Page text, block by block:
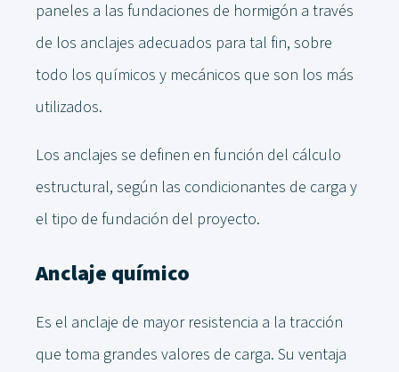
paneles a las fundaciones de hormigón a través
de los anclajes adecuados para tal fin, sobre
todo los químicos y mecánicos que son los más
utilizados.
Los anclajes se definen en función del cálculo
estructural, según las condicionantes de carga y
el tipo de fundación del proyecto.
Anclaje químico
Es el anclaje de mayor resistencia a la tracción
que toma grandes valores de carga. Su ventaja